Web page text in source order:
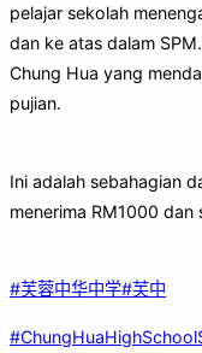
pelajar sekolah
dan ke atas dalam
Chung Hua yang
pujian.
Ini adalah sebahagian
menerima RM1000 dan
#芙蓉中华中学#芙中